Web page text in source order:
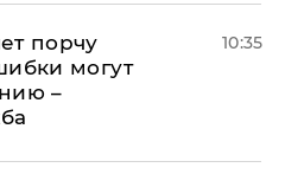
порчу
могут
–
10:35